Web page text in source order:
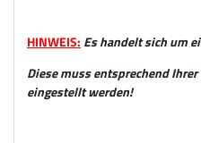
HINWEIS: Es handelt sich um
Diese muss entsprechend
eingestellt werden!